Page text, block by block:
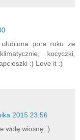
pora roku ze
kocyczki,
:) Love it :)
2015 23:56
wolę wiosnę :)